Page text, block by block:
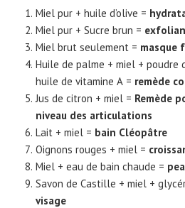
Miel pur + huile d’olive =
Miel pur + Sucre brun =
Miel brut seulement = masque
Huile de palme + miel +
huile de vitamine A = remède
Jus de citron + miel = Remède
niveau des articulations
Lait + miel = bain Cléopâtre
Oignons rouges + miel =
Miel + eau de bain chaude =
Savon de Castille + miel +
visage